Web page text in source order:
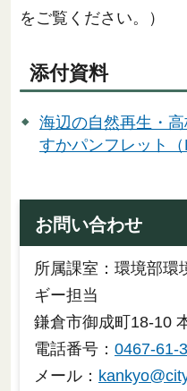
をご覧ください。）
添付資料
海辺の自然再生・
すかパンフレット（
お問い合わせ
所属課室：環境部環
ギー担当
鎌倉市御成町18-10
電話番号： 0467-61-
メール：